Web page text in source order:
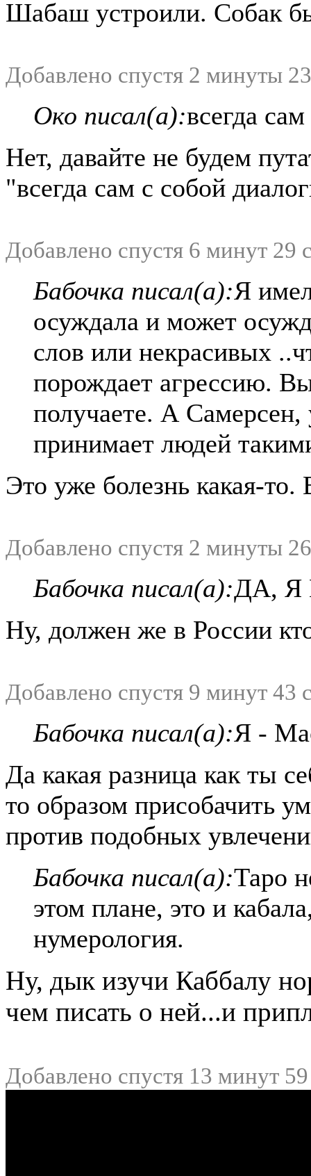
Шабаш устроили. Собак
Добавлено спустя 2 минуты
Око писал(а):всегда
Нет, давайте не будем
"всегда сам с собой
Добавлено спустя 6 минут 29
Бабочка писал(а):Я
осуждала и может
слов или некрасивых
порождает агрессию.
получаете. А Самерсен,
принимает людей
Это уже болезнь какая-то.
Добавлено спустя 2 минуты
Бабочка писал(а):ДА, Я
Ну, должен же в России
Добавлено спустя 9 минут 43
Бабочка писал(а):Я -
Да какая разница как ты
то образом присобачить
против подобных
Бабочка писал(а):Таро
этом плане, это и
нумерология.
Ну, дык изучи Каббалу
чем писать о ней...и
Добавлено спустя 13 минут